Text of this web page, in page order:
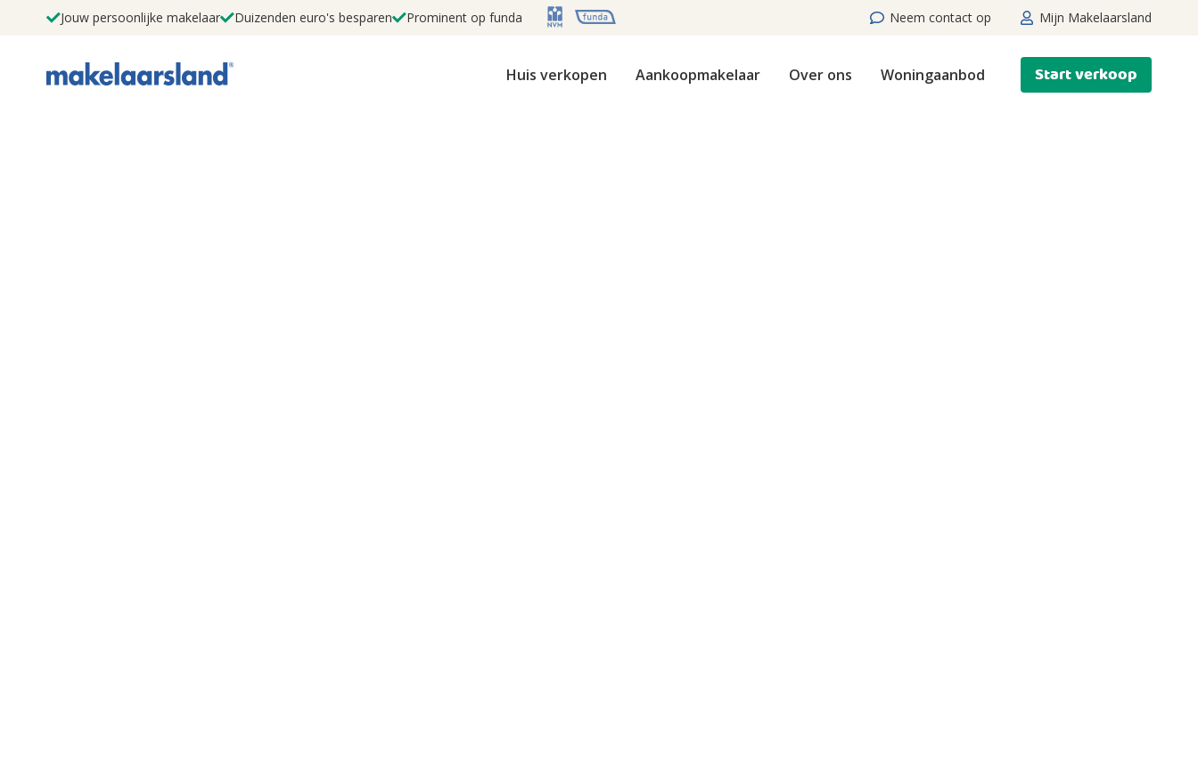
Jouw persoonlijke makelaar Duizenden euro's besparen Prominent op funda Neem contact op Mijn Makelaarsland
Huis verkopen Aankoopmakelaar Over ons Woningaanbod Start verkoop